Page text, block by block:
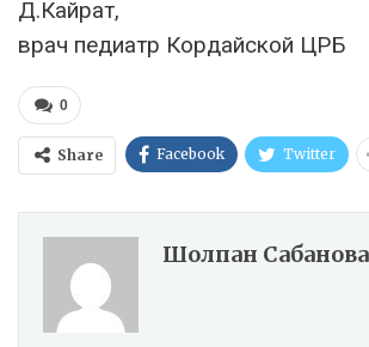
Д.Кайрат,
врач педиатр Кордайской ЦРБ
0
Share Facebook Twitter
Шолпан Сабанова